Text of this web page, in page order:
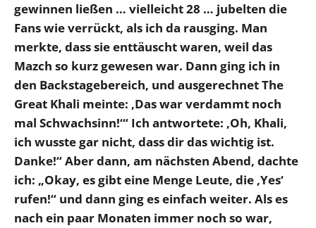
gewinnen ließen … vielleicht 28 … jubelten die
Fans wie verrückt, als ich da rausging. Man
merkte, dass sie enttäuscht waren, weil das
Mazch so kurz gewesen war. Dann ging ich in
den Backstagebereich, und ausgerechnet The
Great Khali meinte: ‚Das war verdammt noch
mal Schwachsinn!‘“ Ich antwortete: ‚Oh, Khali,
ich wusste gar nicht, dass dir das wichtig ist.
Danke!“ Aber dann, am nächsten Abend, dachte
ich: „Okay, es gibt eine Menge Leute, die ‚Yes‘
rufen!“ und dann ging es einfach weiter. Als es
nach ein paar Monaten immer noch so war,